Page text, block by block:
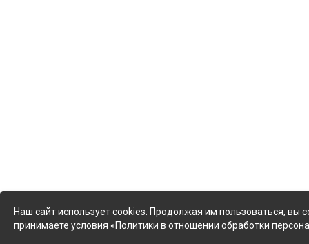
Наш сайт использует cookies. Продолжая им пользоваться, вы
принимаете условия «Политики в отношении обработки